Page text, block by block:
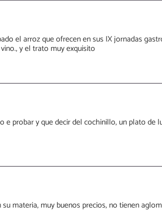
el arroz que ofrecen en sus IX jornadas
y el trato muy exquisito
e probar y que decir del cochinillo, un plato de
materia, muy buenos precios, no tienen